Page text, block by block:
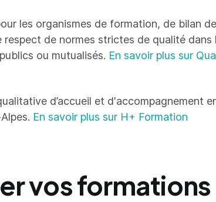
les organismes de formation, de bilan
respect de normes strictes de qualité
ou mutualisés. En savoir plus sur
d’accueil et d'accompagnement
En savoir plus sur H+ Formation
vos formations